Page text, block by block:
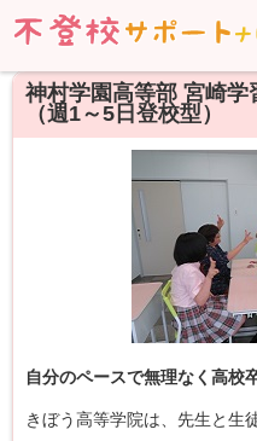
神村学園高等部 宮崎
（週1～5日登校型）
自分のペースで無理なく高校
きぼう高等学院は、先生と生